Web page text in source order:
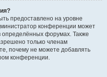
предоставлено на уровне
конференции может
форумах. Также
только членам
почему не можете добавлять
конференции.